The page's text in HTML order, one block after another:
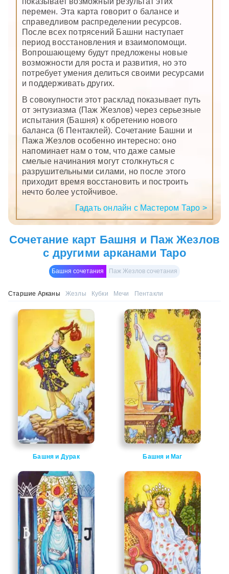
перемен. Эта карта говорит о балансе и
справедливом распределении ресурсов.
После всех потрясений Башни наступает
период восстановления и взаимопомощи.
Вопрошающему будут предложены новые
возможности для роста и развития, но это
потребует умения делиться своими ресурсами
и поддерживать других.
В совокупности этот расклад показывает путь
от энтузиазма (Паж Жезлов) через серьезные
испытания (Башня) к обретению нового
баланса (6 Пентаклей). Сочетание Башни и
Пажа Жезлов особенно интересно: оно
напоминает нам о том, что даже самые
смелые начинания могут столкнуться с
разрушительными силами, но после этого
приходит время восстановить и построить
нечто более устойчивое.
Гадать онлайн с Мастером Таро >
Сочетание карт Башня и Паж Жезлов
с другими арканами Таро
Башня сочетания Паж Жезлов сочетания
Старшие Арканы Жезлы Кубки Мечи Пентакли
Башня и Дурак Башня и Маг